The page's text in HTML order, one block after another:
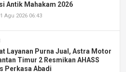
Antik Mahakam 2026
Agu 2026 06:43
Layanan Purna Jual, Astra Motor
Timur 2 Resmikan AHASS
Perkasa Abadi